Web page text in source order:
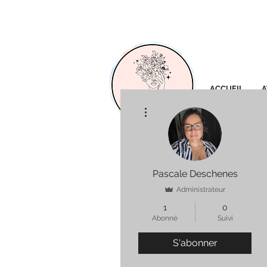
ACCUEIL
Pascale Deschenes
Administrateur
1
Abonné
0
Suivi
S'abonner